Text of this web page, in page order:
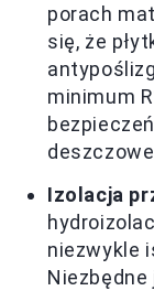
porach
się, że
minimum
Izolacja
niezwykle